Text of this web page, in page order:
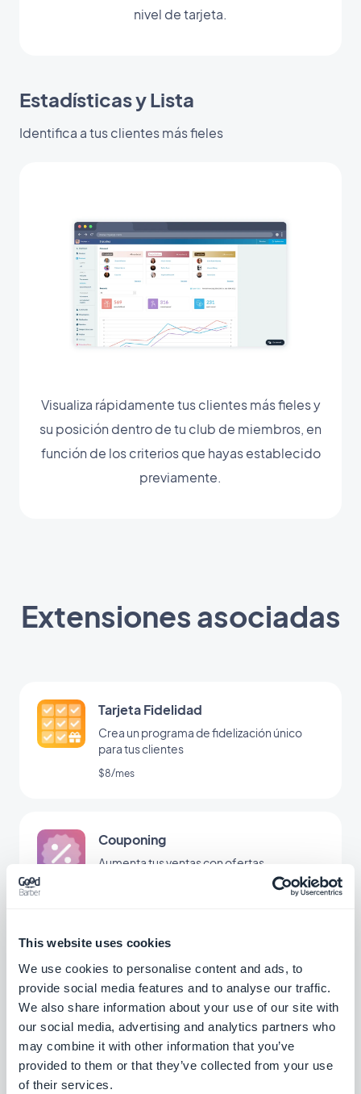
This website uses cookies
We use cookies to personalise content and ads, to
provide social media features and to analyse our traffic.
We also share information about your use of our site with
our social media, advertising and analytics partners who
may combine it with other information that you’ve
provided to them or that they’ve collected from your use
of their services.
nivel de tarjeta.
Estadísticas y Lista
Identifica a tus clientes más fieles
Visualiza rápidamente tus clientes más fieles y
su posición dentro de tu club de miembros, en
función de los criterios que hayas establecido
previamente.
Extensiones asociadas
Tarjeta Fidelidad
Crea un programa de fidelización único
para tus clientes
$8/mes
Couponing
Aumenta tus ventas con ofertas
Reserva de cita
Muestra tu disponibilidad y deja que tus
clientes reserven cita dentro de tu
aplicación
$15/mes